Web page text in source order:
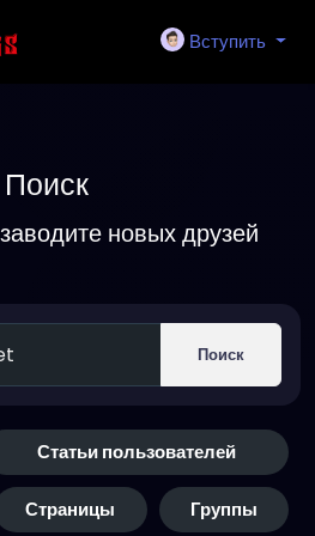
Вступить
Поиск
новых друзей
Поиск
Статьи пользователей
Страницы Группы